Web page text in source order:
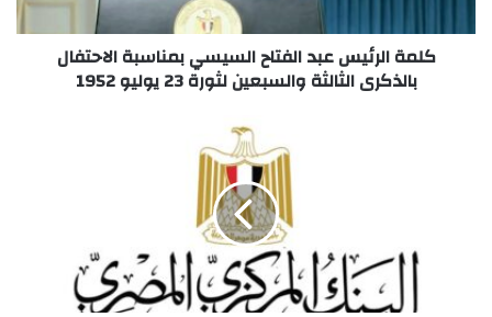
كلمة الرئيس عبد الفتاح السيسي بمناسبة الاحتفال
بالذكرى الثالثة والسبعين لثورة 23 يوليو 1952